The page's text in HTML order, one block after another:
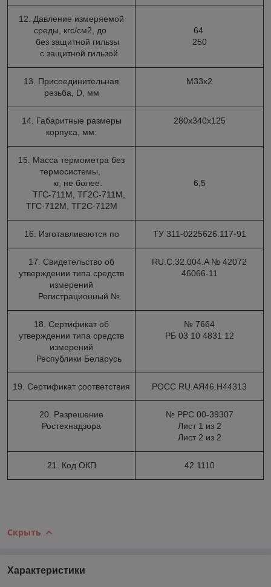
12. Давление измеряемой
среды, кгс/см2, до
без защитной гильзы
с защитной гильзой
64
250
13. Присоединительная
резьба, D, мм
М33х2
14. Габаритные размеры
корпуса, мм:
280х340х125
15. Масса термометра без
термосистемы,
кг, не более:
ТГС-711М, ТГ2С-711М,
ТГС-712М, ТГ2С-712М
6,5
16. Изготавливаются по ТУ 311-0225626.117-91
17. Свидетельство об
утверждении типа средств
измерений
Регистрационный №
RU.C.32.004.A № 42072
46066-11
18. Сертификат об
утверждении типа средств
измерений
Республики Беларусь
№ 7664
РБ 03 10 4831 12
19. Сертификат соответствия РОСС RU.АЯ46.Н44313
20. Разрешение
Ростехнадзора
№ РРС 00-39307
Лист 1 из 2
Лист 2 из 2
21. Код ОКП 42 1110
Скрыть
Характеристики